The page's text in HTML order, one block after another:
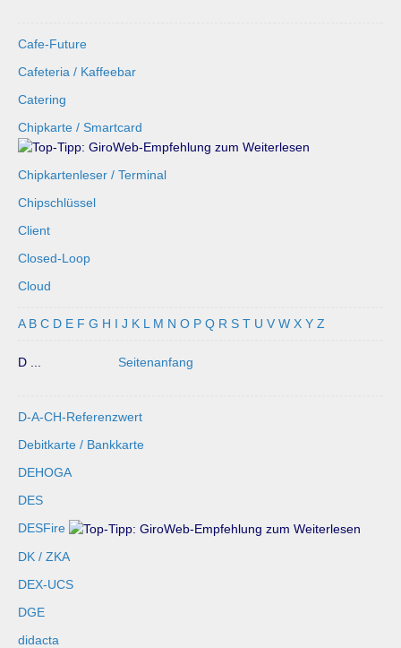
Cafe-Future
Cafeteria / Kaffeebar
Catering
Chipkarte / Smartcard
Chipkartenleser / Terminal
Chipschlüssel
Client
Closed-Loop
Cloud
A B C D E F G H I J K L M N O P Q R S T U V W X Y Z
D ... Seitenanfang
D-A-CH-Referenzwert
Debitkarte / Bankkarte
DEHOGA
DES
DESFire
DK / ZKA
DEX-UCS
DGE
didacta